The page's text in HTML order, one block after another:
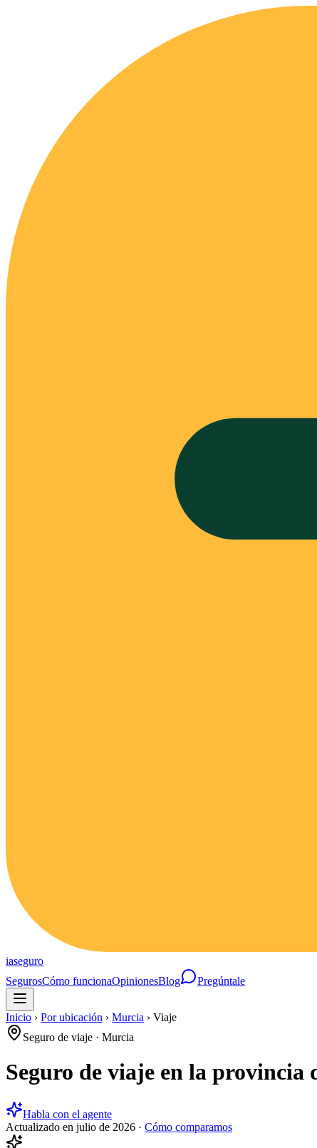
iaseguro
SegurosCómo funcionaOpinionesBlog Pregúntale
Inicio › Por ubicación › Murcia › Viaje
Seguro de viaje · Murcia
Seguro de viaje en la
Habla con el agente
Actualizado en julio de 2026 · Cómo comparamos